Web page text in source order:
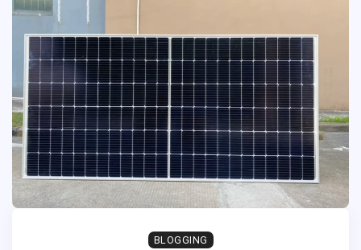
BLOGGING